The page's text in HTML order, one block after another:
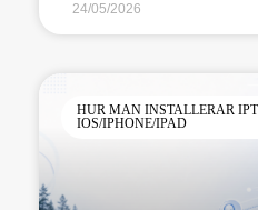
24/05/2026
HUR MAN INSTALLERAR
IOS/IPHONE/IPAD